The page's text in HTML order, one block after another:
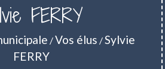
FERRY
/Vos élus /Sylvie
FERRY